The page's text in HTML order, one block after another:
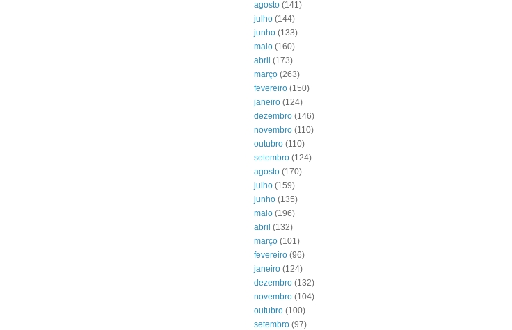
agosto (141)
julho (144)
junho (133)
maio (160)
abril (173)
março (263)
fevereiro (150)
janeiro (124)
dezembro (146)
novembro (110)
outubro (110)
setembro (124)
agosto (170)
julho (159)
junho (135)
maio (196)
abril (132)
março (101)
fevereiro (96)
janeiro (124)
dezembro (132)
novembro (104)
outubro (100)
setembro (97)